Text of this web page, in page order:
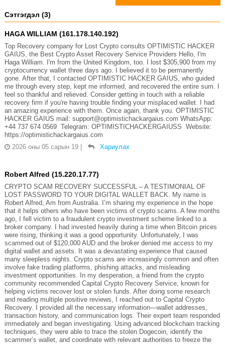
Сэтгэгдэл (3)
HAGA WILLIAM (161.178.140.192)
Top Recovery company for Lost Crypto consults OPTIMISTIC HACKER
GAIUS, the Best Crypto Asset Recovery Service Providers Hello, I'm
Haga William. I'm from the United Kingdom, too. I lost $305,900 from my
cryptocurrency wallet three days ago. I believed it to be permanently
gone. After that, I contacted OPTIMISTIC HACKER GAIUS, who guided
me through every step, kept me informed, and recovered the entire sum. I
feel so thankful and relieved. Consider getting in touch with a reliable
recovery firm if you're having trouble finding your misplaced wallet. I had
an amazing experience with them. Once again, thank you. OPTIMISTIC
HACKER GAIUS mail: support@optimistichackargaius.com WhatsApp:
+44 737 674 0569 Telegram: OPTIMISTICHACKERGAIUSS Website:
https://optimistichackargaius.com
2026 оны 05 сарын 19
Хариулах
Robert Alfred (15.220.17.77)
CRYPTO SCAM RECOVERY SUCCESSFUL – A TESTIMONIAL OF
LOST PASSWORD TO YOUR DIGITAL WALLET BACK. My name is
Robert Alfred, Am from Australia. I’m sharing my experience in the hope
that it helps others who have been victims of crypto scams. A few months
ago, I fell victim to a fraudulent crypto investment scheme linked to a
broker company. I had invested heavily during a time when Bitcoin prices
were rising, thinking it was a good opportunity. Unfortunately, I was
scammed out of $120,000 AUD and the broker denied me access to my
digital wallet and assets. It was a devastating experience that caused
many sleepless nights. Crypto scams are increasingly common and often
involve fake trading platforms, phishing attacks, and misleading
investment opportunities. In my desperation, a friend from the crypto
community recommended Capital Crypto Recovery Service, known for
helping victims recover lost or stolen funds. After doing some research
and reading multiple positive reviews, I reached out to Capital Crypto
Recovery. I provided all the necessary information—wallet addresses,
transaction history, and communication logs. Their expert team responded
immediately and began investigating. Using advanced blockchain tracking
techniques, they were able to trace the stolen Dogecoin, identify the
scammer’s wallet, and coordinate with relevant authorities to freeze the